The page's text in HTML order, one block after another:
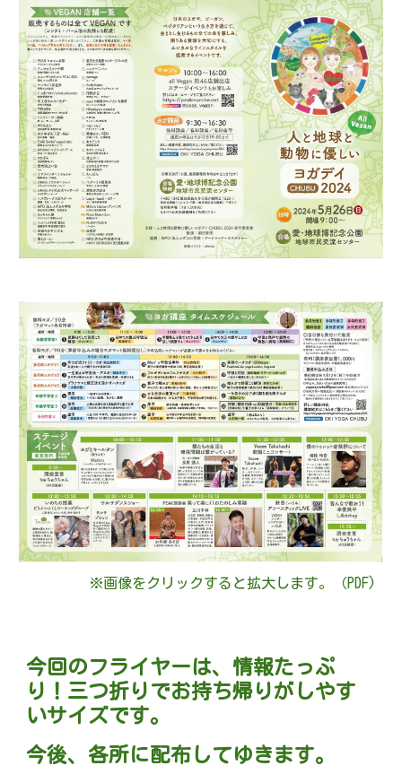
※画像をクリックすると拡大します。（PDF)
今回のフライヤーは、情報たっぷ
り！三つ折りでお持ち帰りがしやす
いサイズです。
今後、各所に配布してゆきます。